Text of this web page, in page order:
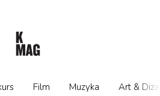
Film Muzyka Art &